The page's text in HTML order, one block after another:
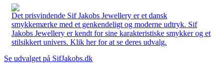
Det prisvindende Sif Jakobs Jewellery er et dansk
smykkemærke med et genkendeligt og moderne udtryk. Sif
Jakobs Jewellery er kendt for sine karakteristiske smykker og et
stilsikkert univers. Klik her for at se deres udvalg.
Se udvalget på SifJakobs.dk